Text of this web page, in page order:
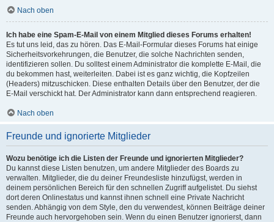
Nach oben
Ich habe eine Spam-E-Mail von einem Mitglied dieses Forums erhalten!
Es tut uns leid, das zu hören. Das E-Mail-Formular dieses Forums hat einige
Sicherheitsvorkehrungen, die Benutzer, die solche Nachrichten senden,
identifizieren sollen. Du solltest einem Administrator die komplette E-Mail, die
du bekommen hast, weiterleiten. Dabei ist es ganz wichtig, die Kopfzeilen
(Headers) mitzuschicken. Diese enthalten Details über den Benutzer, der die
E-Mail verschickt hat. Der Administrator kann dann entsprechend reagieren.
Nach oben
Freunde und ignorierte Mitglieder
Wozu benötige ich die Listen der Freunde und ignorierten Mitglieder?
Du kannst diese Listen benutzen, um andere Mitglieder des Boards zu
verwalten. Mitglieder, die du deiner Freundesliste hinzufügst, werden in
deinem persönlichen Bereich für den schnellen Zugriff aufgelistet. Du siehst
dort deren Onlinestatus und kannst ihnen schnell eine Private Nachricht
senden. Abhängig von dem Style, den du verwendest, können Beiträge deiner
Freunde auch hervorgehoben sein. Wenn du einen Benutzer ignorierst, dann